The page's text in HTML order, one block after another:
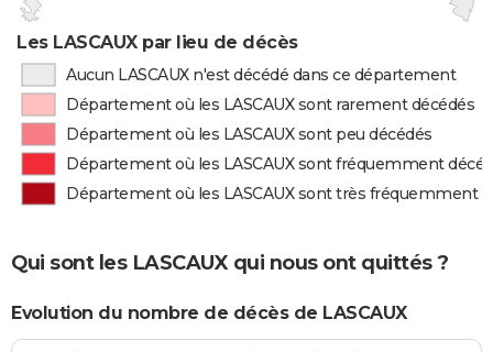
Les LASCAUX par lieu de décès
Aucun LASCAUX n'est décédé dans ce département
Département où les LASCAUX sont rarement décédés
Département où les LASCAUX sont peu décédés
Département où les LASCAUX sont fréquemment
Département où les LASCAUX sont très fréquemment
Qui sont les LASCAUX qui nous ont quittés ?
Evolution du nombre de décès de LASCAUX